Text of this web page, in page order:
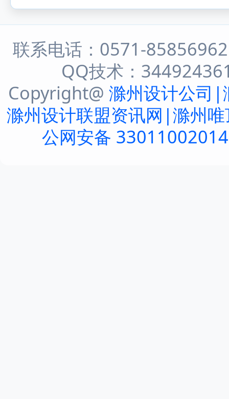
联系电话：0571-
QQ技术：
Copyright@ 滁州设计公司|
滁州设计联盟资讯网|滁州
公网安备